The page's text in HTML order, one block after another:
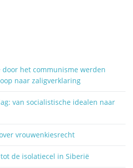
het communisme werden
naar zaligverklaring
van socialistische idealen naar
vrouwenkiesrecht
tot de isolatiecel in Siberië